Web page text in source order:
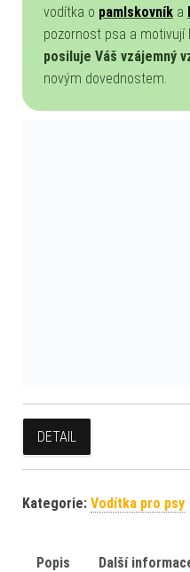
vodítka o pamlskovník a
pozornost psa a motivují
posiluje Váš vzájemný
novým dovednostem.
DETAIL
Kategorie: Vodítka pro psy
Popis Další